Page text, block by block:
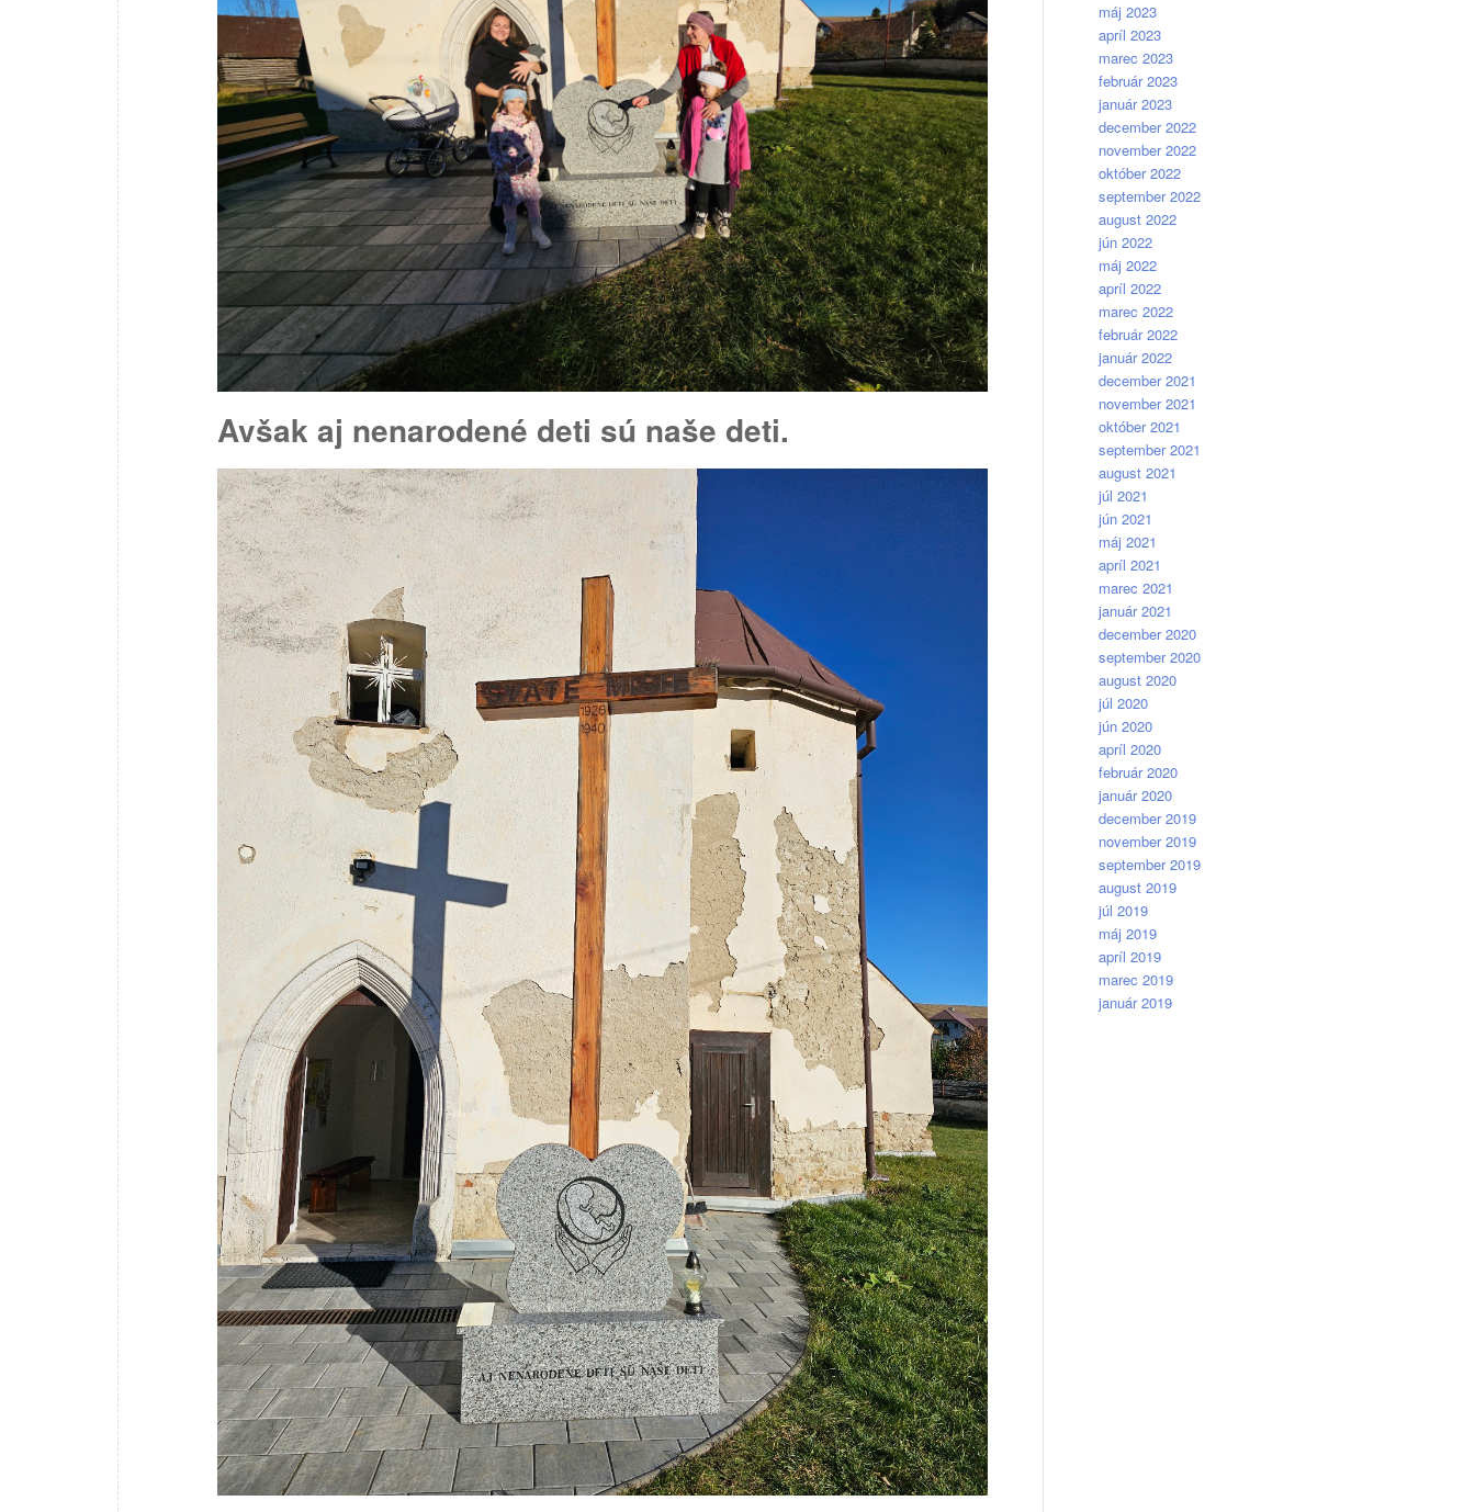
Avšak aj nenarodené deti sú naše deti.
máj 2023
apríl 2023
marec 2023
február 2023
január 2023
december 2022
november 2022
október 2022
september 2022
august 2022
jún 2022
máj 2022
apríl 2022
marec 2022
február 2022
január 2022
december 2021
november 2021
október 2021
september 2021
august 2021
júl 2021
jún 2021
máj 2021
apríl 2021
marec 2021
január 2021
december 2020
september 2020
august 2020
júl 2020
jún 2020
apríl 2020
február 2020
január 2020
december 2019
november 2019
september 2019
august 2019
júl 2019
máj 2019
apríl 2019
marec 2019
január 2019